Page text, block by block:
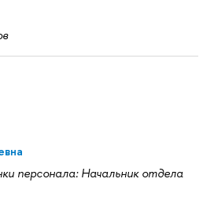
персонала: Начальник отдела